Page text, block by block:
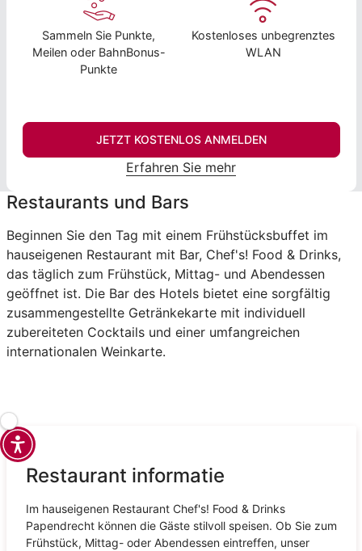
Sammeln Sie Punkte,
Meilen oder BahnBonus-
Punkte
Kostenloses unbegrenztes
WLAN
JETZT KOSTENLOS ANMELDEN
Erfahren Sie mehr
Restaurants und Bars
Beginnen Sie den Tag mit einem Frühstücksbuffet im
hauseigenen Restaurant mit Bar, Chef's! Food & Drinks,
das täglich zum Frühstück, Mittag- und Abendessen
geöffnet ist. Die Bar des Hotels bietet eine sorgfältig
zusammengestellte Getränkekarte mit individuell
zubereiteten Cocktails und einer umfangreichen
internationalen Weinkarte.
Restaurant informatie
Im hauseigenen Restaurant Chef's! Food & Drinks
Papendrecht können die Gäste stilvoll speisen. Ob Sie zum
Frühstück, Mittag- oder Abendessen eintreffen, unser